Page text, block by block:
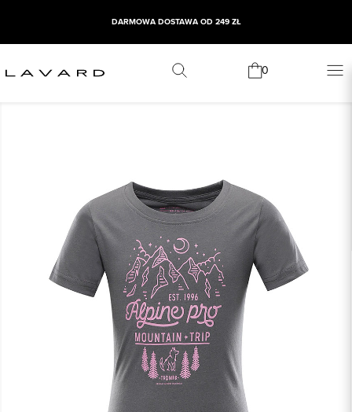
DARMOWA DOSTAWA OD 249 ZŁ
0